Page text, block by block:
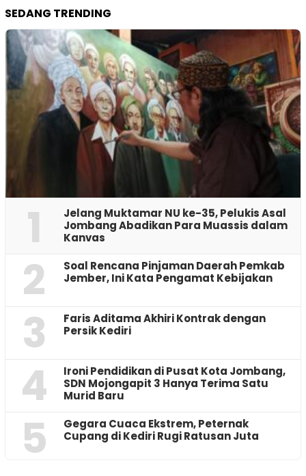
SEDANG TRENDING
1
Jelang Muktamar NU ke-35, Pelukis Asal
Jombang Abadikan Para Muassis dalam
Kanvas
2
‎Soal Rencana Pinjaman Daerah Pemkab
Jember, Ini Kata Pengamat Kebijakan ‎
3
Faris Aditama Akhiri Kontrak dengan
Persik Kediri
4
Ironi Pendidikan di Pusat Kota Jombang,
SDN Mojongapit 3 Hanya Terima Satu
Murid Baru
5
‎Gegara Cuaca Ekstrem, Peternak
Cupang di Kediri Rugi Ratusan Juta